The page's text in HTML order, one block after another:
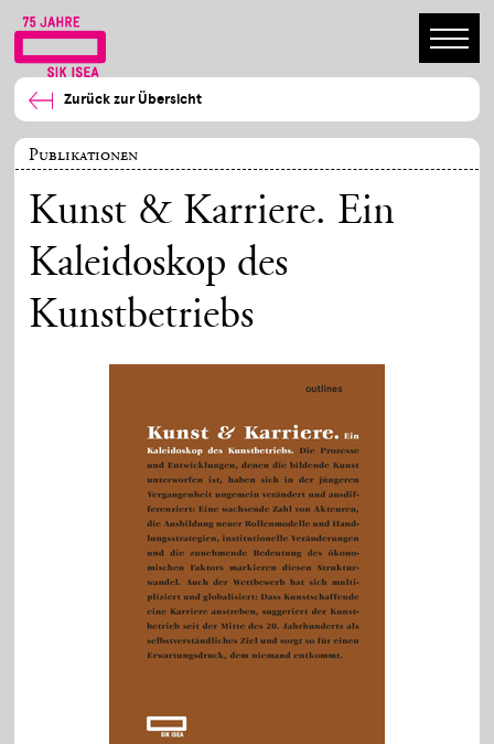
Zurück zur Übersicht
Publikationen
Kunst & Karriere. Ein
Kaleidoskop des
Kunstbetriebs